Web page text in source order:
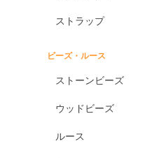
ストラップ
ビーズ・ルース
ストーンビーズ
ウッドビーズ
ルース